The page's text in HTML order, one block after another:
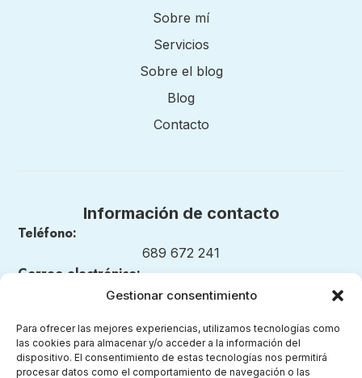
Gestionar consentimiento
Para ofrecer las mejores experiencias, utilizamos tecnologías como
las cookies para almacenar y/o acceder a la información del
dispositivo. El consentimiento de estas tecnologías nos permitirá
procesar datos como el comportamiento de navegación o las
Sobre mí
Servicios
Sobre el blog
Blog
Contacto
Información de contacto
Teléfono:
689 672 241
Correo electrónico:
nuestrosmomentosmontessori@gmail.com
Legal